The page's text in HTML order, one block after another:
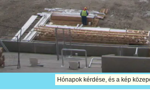
Hónapok kérdése, és a kép